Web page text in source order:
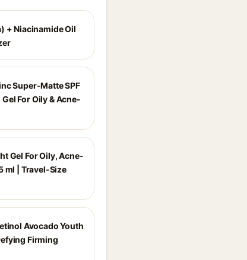
+ Niacinamide Oil
Super-Matte SPF
For Oily & Acne-
Gel For Oily, Acne-
ml | Travel-Size
Avocado Youth
Firming